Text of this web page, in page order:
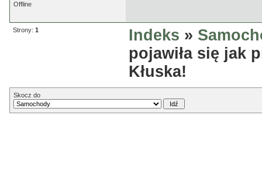
Offline
Strony: 1 Indeks »
pojawiła się jak
Kłuska!
Skocz do